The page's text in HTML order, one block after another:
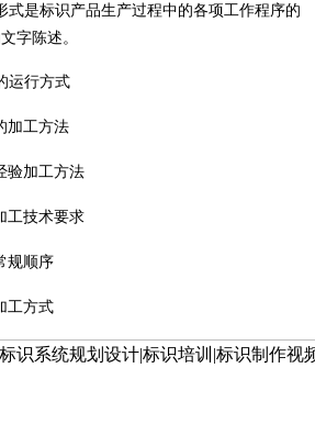
式是标识产品生产过程中的各项工作程序的
字陈述 。
运行方式
加工方法
验加工方法
工技术要求
规顺序
工方式